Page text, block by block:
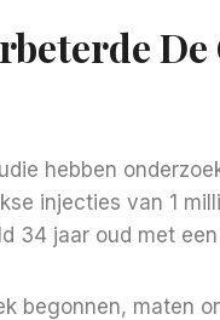
hebben
injecties van 1
34 jaar oud met
begonnen, maten